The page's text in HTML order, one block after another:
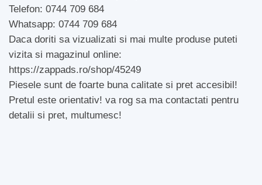
Telefon: 0744 709 684
Whatsapp: 0744 709 684
Daca doriti sa vizualizati si mai multe produse puteti
vizita si magazinul online:
https://zappads.ro/shop/45249
Piesele sunt de foarte buna calitate si pret accesibil!
Pretul este orientativ! va rog sa ma contactati pentru
detalii si pret, multumesc!